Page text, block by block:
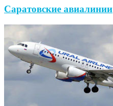
Саратовские авиалинии